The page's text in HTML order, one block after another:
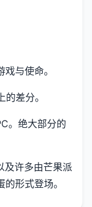
与使命。
差分。
。绝大部分的
及许多由芒果派
形式登场。